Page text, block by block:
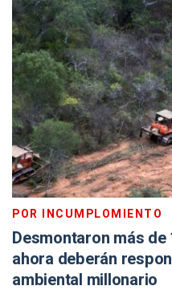
POR INCUMPLOMIENTO
Desmontaron más
ahora deberán
ambiental millonario